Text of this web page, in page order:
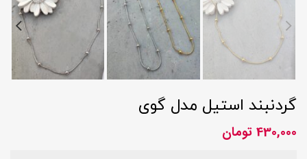
گردنبند استیل مدل گوی
430,000 تومان